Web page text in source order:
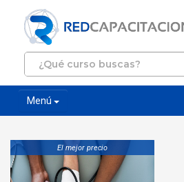
Menú
El mejor precio